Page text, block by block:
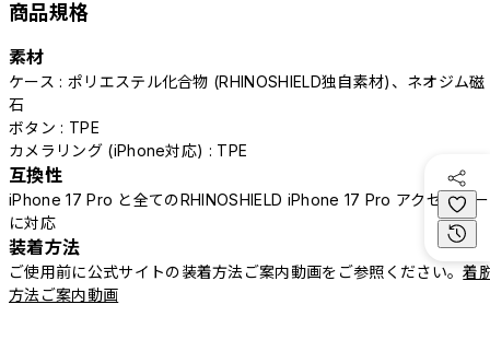
商品規格
素材
ケース : ポリエステル化合物 (RHINOSHIELD独自素材)、ネオジム磁
石
ボタン : TPE
カメラリング (iPhone対応) : TPE
互換性
iPhone 17 Pro と全てのRHINOSHIELD iPhone 17 Pro アクセサリー
に対応
装着方法
ご使用前に公式サイトの装着方法ご案内動画をご参照ください。着
方法ご案内動画